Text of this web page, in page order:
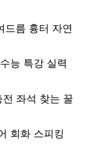
드름 흉터 자연
능 특강 실력
좌석 찾는 꿀
회화 스피킹